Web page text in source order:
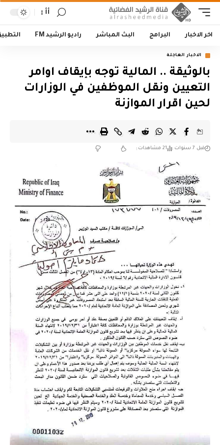
أأ
اخر الاخبار البرامج البث المباشر راديو الرشيد FM
الاخبار العاجلة
بالوثيقة .. المالية توجه بإيقاف اوامر
التعيين ونقل الموظفين في الوزارات
لحين اقرار الموازنة
قبل 7 سنوات 21 مشاهدات